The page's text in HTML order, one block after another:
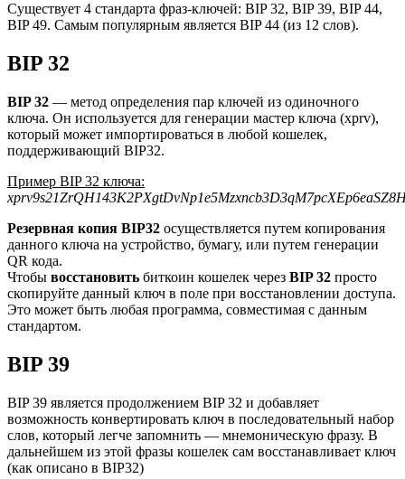
Существует 4 стандарта фраз-ключей: BIP 32, BIP 39, BIP 44,
BIP 49. Самым популярным является BIP 44 (из 12 слов).
BIP 32
BIP 32 — метод определения пар ключей из одиночного
ключа. Он используется для генерации мастер ключа (xprv),
который может импортироваться в любой кошелек,
поддерживающий BIP32.
Пример BIP 32 ключа:
Резервная копия BIP32 осуществляется путем копирования
данного ключа на устройство, бумагу, или путем генерации
QR кода.
Чтобы восстановить биткоин кошелек через BIP 32 просто
скопируйте данный ключ в поле при восстановлении доступа.
Это может быть любая программа, совместимая с данным
стандартом.
BIP 39
BIP 39 является продолжением BIP 32 и добавляет
возможность конвертировать ключ в последовательный набор
слов, который легче запомнить — мнемоническую фразу. В
дальнейшем из этой фразы кошелек сам восстанавливает ключ
(как описано в BIP32)